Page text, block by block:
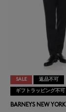
SALE 返品不可
ギフトラッピング不可
BARNEYS NEW YORK